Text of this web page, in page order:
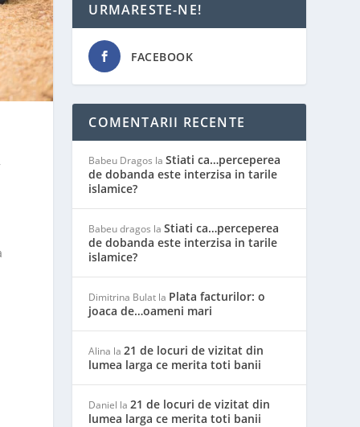
URMARESTE-NE!
FACEBOOK
COMENTARII RECENTE
Babeu Dragos laStiati ca…perceperea
de dobanda este interzisa in tarile
islamice?
Babeu dragos laStiati ca…perceperea
de dobanda este interzisa in tarile
islamice?
Dimitrina Bulat la Plata facturilor: o
joaca de…oameni mari
Alina la21 de locuri de vizitat din
lumea larga ce merita toti banii
Daniel la21 de locuri de vizitat din
lumea larga ce merita toti banii